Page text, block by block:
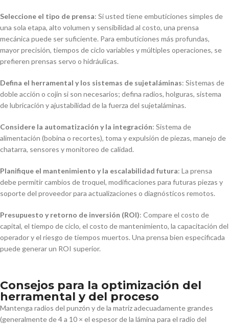
Seleccione el tipo de prensa: Si usted tiene embuticiones simples de
una sola etapa, alto volumen y sensibilidad al costo, una prensa
mecánica puede ser suficiente. Para embuticiones más profundas,
mayor precisión, tiempos de ciclo variables y múltiples operaciones, se
prefieren prensas servo o hidráulicas.
Defina el herramental y los sistemas de sujetaláminas: Sistemas de
doble acción o cojín si son necesarios; defina radios, holguras, sistema
de lubricación y ajustabilidad de la fuerza del sujetaláminas.
Considere la automatización y la integración: Sistema de
alimentación (bobina o recortes), toma y expulsión de piezas, manejo de
chatarra, sensores y monitoreo de calidad.
Planifique el mantenimiento y la escalabilidad futura: La prensa
debe permitir cambios de troquel, modificaciones para futuras piezas y
soporte del proveedor para actualizaciones o diagnósticos remotos.
Presupuesto y retorno de inversión (ROI): Compare el costo de
capital, el tiempo de ciclo, el costo de mantenimiento, la capacitación del
operador y el riesgo de tiempos muertos. Una prensa bien especificada
puede generar un ROI superior.
Consejos para la optimización del
herramental y del proceso
Mantenga radios del punzón y de la matriz adecuadamente grandes
(generalmente de 4 a 10 × el espesor de la lámina para el radio del